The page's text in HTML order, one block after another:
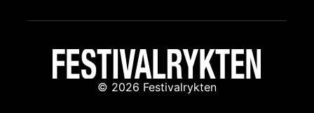
© 2026 Festivalrykten